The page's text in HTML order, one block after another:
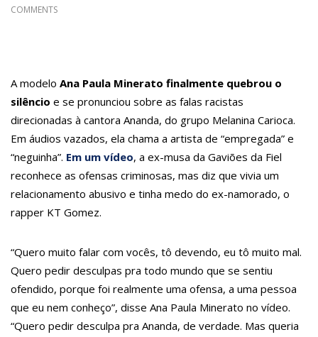
15:01Carro envolvido em acidente fatal pertencia a Wanderley
equipamentos aos profissionais da Segurança Pública
07:21Grave explosão em clube de tiro deixa quatro vítimas fatais
em Manaus
18:42Preço médio da gasolina registra queda e vai a R$ 5,04 no país,
diz ANP
17:36Prefeitura de Manaus recupera praça da Saudade e fortalece
10:55Proposta de decreto para golpe dá munição à ofensiva jurídica
de Lula contra Bolsonaro
10:07SSP-AM vistoria construção do Canil do Corpo de Bombeiros do
Amazonas
COMMENTS
A modelo Ana Paula Minerato finalmente quebrou o
silêncio e se pronunciou sobre as falas racistas
direcionadas à cantora Ananda, do grupo Melanina Carioca.
Em áudios vazados, ela chama a artista de “empregada” e
“neguinha”. Em um vídeo, a ex-musa da Gaviões da Fiel
reconhece as ofensas criminosas, mas diz que vivia um
relacionamento abusivo e tinha medo do ex-namorado, o
rapper KT Gomez.
“Quero muito falar com vocês, tô devendo, eu tô muito mal.
Quero pedir desculpas pra todo mundo que se sentiu
ofendido, porque foi realmente uma ofensa, a uma pessoa
que eu nem conheço”, disse Ana Paula Minerato no vídeo.
“Quero pedir desculpa pra Ananda, de verdade. Mas queria